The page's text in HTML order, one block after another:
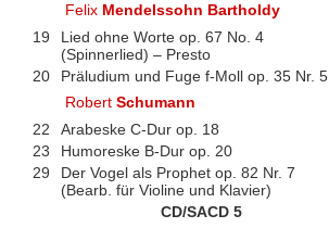
Felix Mendelssohn Bartholdy
19
Lied ohne Worte op. 67 No. 4
(Spinnerlied) – Presto
20 Präludium und Fuge f-Moll op. 35 Nr. 5
RobertSchumann
22
Arabeske C-Dur op. 18
23
Humoreske B-Dur op. 20
29
Der Vogel als Prophet op. 82 Nr. 7
(Bearb. für Violine und Klavier)
CD/SACD 5